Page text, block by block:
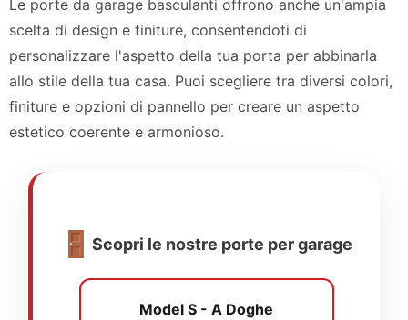
Le porte da garage basculanti offrono anche un'ampia
scelta di design e finiture, consentendoti di
personalizzare l'aspetto della tua porta per abbinarla
allo stile della tua casa. Puoi scegliere tra diversi colori,
finiture e opzioni di pannello per creare un aspetto
estetico coerente e armonioso.
🚪 Scopri le nostre porte per garage
Model S - A Doghe